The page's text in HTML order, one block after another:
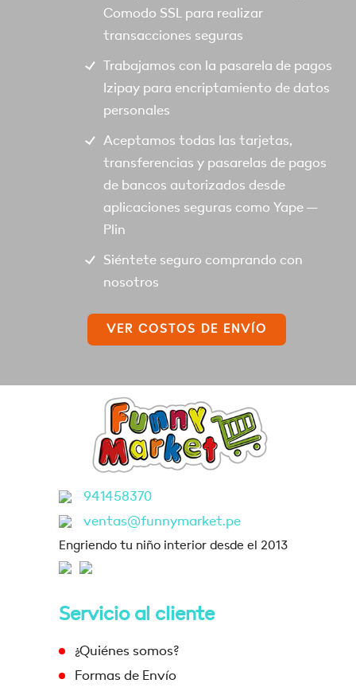
Comodo SSL para realizar
transacciones seguras
Trabajamos con la pasarela de pagos
Izipay para encriptamiento de datos
personales
Aceptamos todas las tarjetas,
transferencias y pasarelas de pagos
de bancos autorizados desde
aplicaciones seguras como Yape –
Plin
Siéntete seguro comprando con
nosotros
VER COSTOS DE ENVÍO
941458370
ventas@funnymarket.pe
Engriendo tu niño interior desde el 2013
Servicio al cliente
¿Quiénes somos?
Formas de Envío